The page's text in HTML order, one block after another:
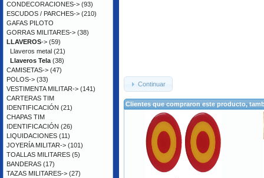
Continuar
Clientes que compraron este producto,
CONDECORACIONES-> (93)
ESCUDOS / PARCHES-> (210)
GAFAS PILOTO
GORRAS MILITARES-> (38)
LLAVEROS-> (59)
Llaveros metal (21)
Llaveros Tela (38)
CAMISETAS-> (47)
POLOS-> (33)
VESTIMENTA MILITAR-> (141)
CARTERAS TIM
IDENTIFICACIÓN (21)
CHAPAS TIM
IDENTIFICACIÓN (26)
LIQUIDACIONES (11)
JOYERÍA MILITAR-> (101)
TOALLAS MILITARES (5)
BANDERAS (17)
TAZAS MILITARES-> (27)